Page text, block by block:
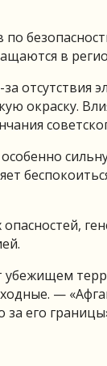
по
в
отсутствия
окраску.
убежищем
—
его